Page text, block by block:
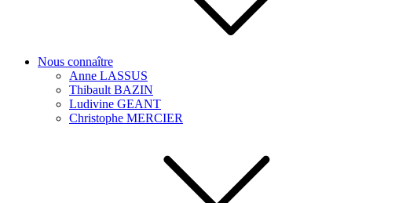
Nous connaître
Anne LASSUS
Thibault BAZIN
Ludivine GEANT
Christophe MERCIER